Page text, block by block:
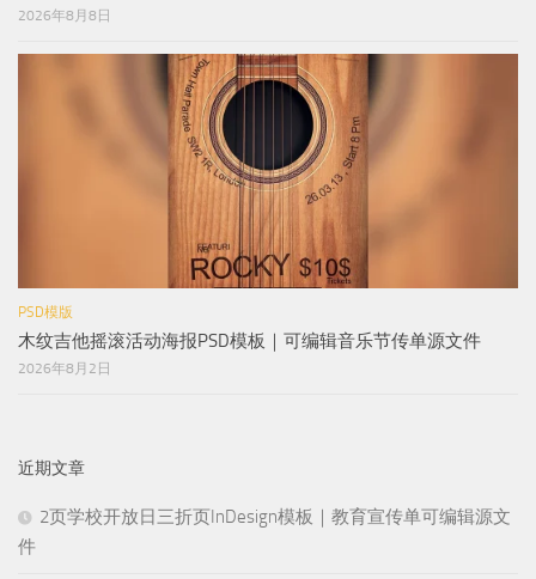
2026年8月8日
PSD模版
木纹吉他摇滚活动海报PSD模板｜可编辑音乐节传单源文件
2026年8月2日
近期文章
2页学校开放日三折页InDesign模板｜教育宣传单可编辑源文
件